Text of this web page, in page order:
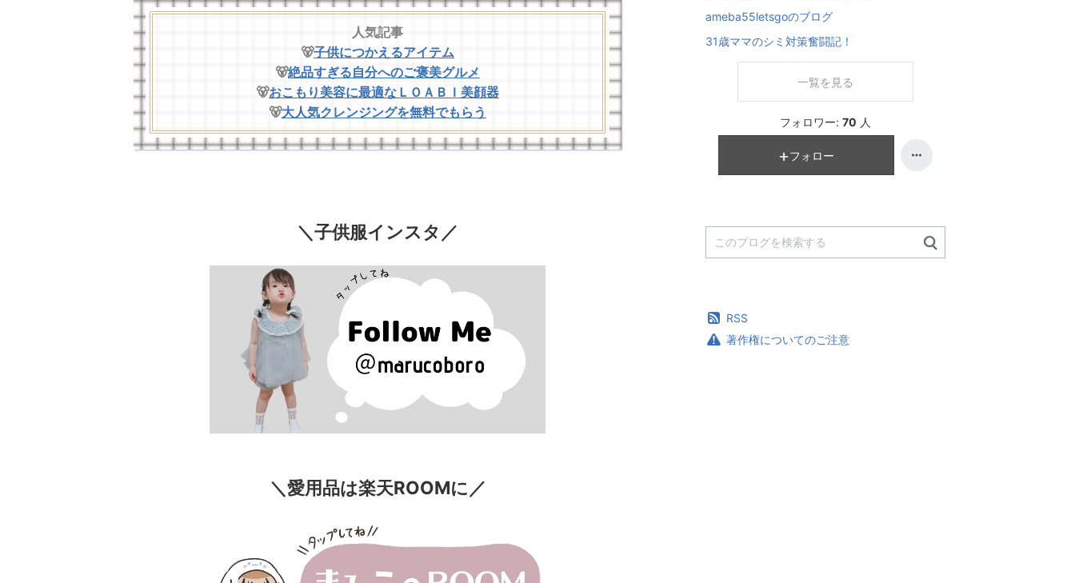
人気記事
🐻子供につかえるアイテム
🐻絶品すぎる自分へのご褒美グルメ
🐻おこもり美容に最適なＬＯＡＢＩ美顔器
🐻大人気クレンジングを無料でもらう
＼子供服インスタ／
＼愛用品は楽天ROOMに／
ameba55letsgoのブログ
31歳ママのシミ対策奮闘記！
一覧を見る
フォロワー: 70 人
フォロー
RSS
著作権についてのご注意